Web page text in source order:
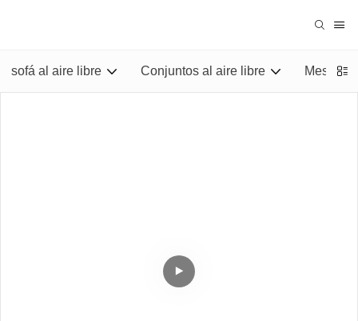
sofá al aire libre Conjuntos al aire libre Mesas